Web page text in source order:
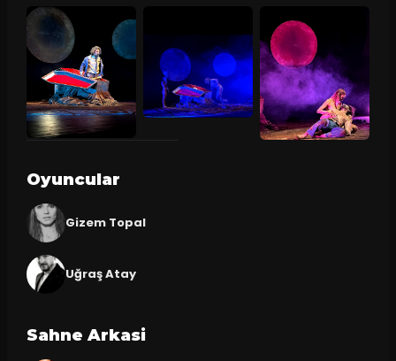
Oyuncular
Gizem Topal
Uğraş Atay
Sahne Arkasi